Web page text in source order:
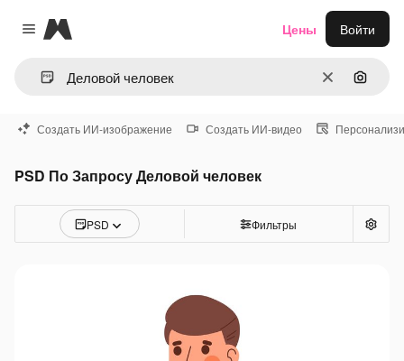
Close menu
Magnific
ОчиститьПоиск
Цены Войти
Создать ИИ-изображение Создать ИИ-видео
PSD По Запросу Деловой человек
PSD Фильтры